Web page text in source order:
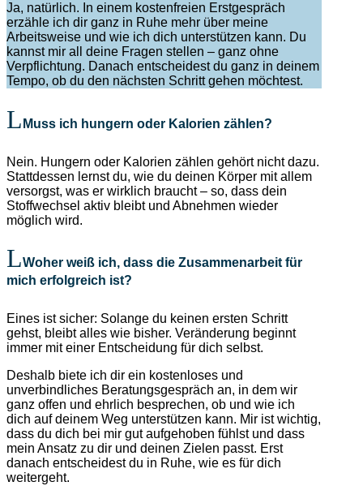
Ja, natürlich. In einem kostenfreien Erstgespräch
erzähle ich dir ganz in Ruhe mehr über meine
Arbeitsweise und wie ich dich unterstützen kann. Du
kannst mir all deine Fragen stellen – ganz ohne
Verpflichtung. Danach entscheidest du ganz in deinem
Tempo, ob du den nächsten Schritt gehen möchtest.
⁠Muss ich hungern oder Kalorien zählen?
Nein. Hungern oder Kalorien zählen gehört nicht dazu.
Stattdessen lernst du, wie du deinen Körper mit allem
versorgst, was er wirklich braucht – so, dass dein
Stoffwechsel aktiv bleibt und Abnehmen wieder
möglich wird.
Woher weiß ich, dass die Zusammenarbeit für
mich erfolgreich ist?
Eines ist sicher: Solange du keinen ersten Schritt
gehst, bleibt alles wie bisher. Veränderung beginnt
immer mit einer Entscheidung für dich selbst.
Deshalb biete ich dir ein kostenloses und
unverbindliches Beratungsgespräch an, in dem wir
ganz offen und ehrlich besprechen, ob und wie ich
dich auf deinem Weg unterstützen kann. Mir ist wichtig,
dass du dich bei mir gut aufgehoben fühlst und dass
mein Ansatz zu dir und deinen Zielen passt. Erst
danach entscheidest du in Ruhe, wie es für dich
weitergeht.